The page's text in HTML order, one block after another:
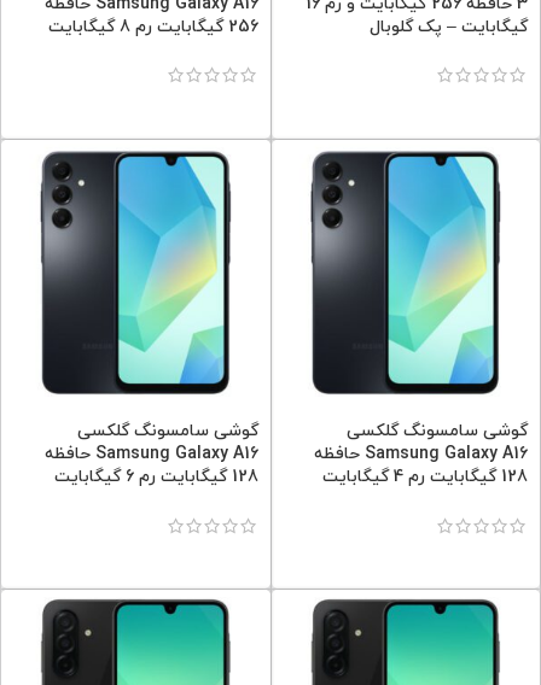
گیگابایت – پک گلوبال
256 گیگابایت رم 8 گیگابایت
گوشی سامسونگ گلکسی
Samsung Galaxy A16 حافظه
128 گیگابایت رم 4 گیگابایت
گوشی سامسونگ گلکسی
Samsung Galaxy A16 حافظه
128 گیگابایت رم 6 گیگابایت